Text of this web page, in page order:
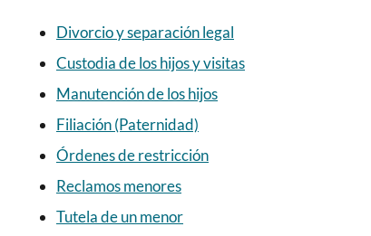
Divorcio y separación legal
Custodia de los hijos y visitas
Manutención de los hijos
Filiación (Paternidad)
Órdenes de restricción
Reclamos menores
Tutela de un menor